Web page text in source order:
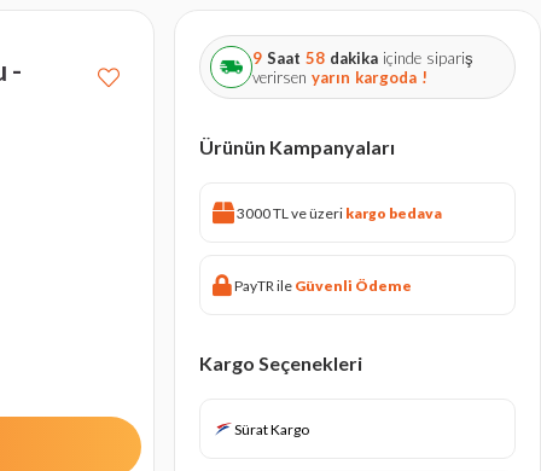
-
9 Saat 58 dakika içinde sipariş
verirsen yarın kargoda !
Ürünün Kampanyaları
3000 TL ve üzeri kargo bedava
PayTR ile Güvenli Ödeme
Kargo Seçenekleri
Sürat Kargo